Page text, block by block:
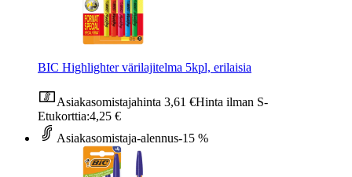
BIC Highlighter värilajitelma 5kpl, erilaisia
Asiakasomistajahinta 3,61 €Hinta ilman S-
Etukorttia:4,25 €
Asiakasomistaja-alennus-15 %